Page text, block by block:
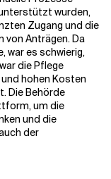
wurden,
Zugang und die
von Anträgen. Da
war es schwierig,
die Pflege
hohen Kosten
Die Behörde
um die
und die
der